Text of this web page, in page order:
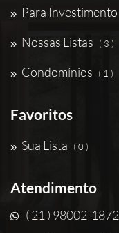
Para Investimento
Nossas Listas ( 3 )
Condomínios ( 1 )
Favoritos
Sua Lista ( 0 )
Atendimento
( 21 ) 98002-1872